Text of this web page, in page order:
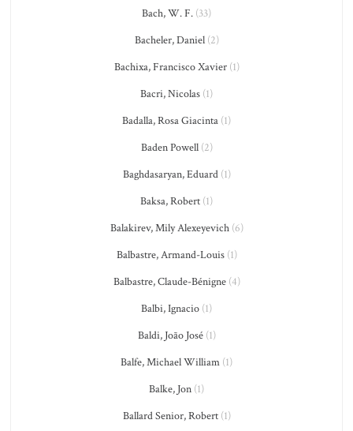
Bach, W. F. (33)
Bacheler, Daniel(2)
Bachixa, Francisco Xavier(1)
Bacri, Nicolas (1)
Badalla, Rosa Giacinta (1)
Baden Powell(2)
Baghdasaryan, Eduard(1)
Baksa, Robert (1)
Balakirev, Mily Alexeyevich(6)
Balbastre, Armand-Louis(1)
Balbastre, Claude-Bénigne(4)
Balbi, Ignacio (1)
Baldi, João José(1)
Balfe, Michael William (1)
Balke, Jon (1)
Ballard Senior, Robert(1)